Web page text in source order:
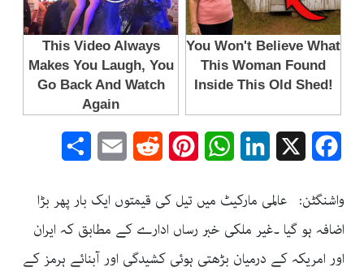
Facebook
LinkedIn
WhatsApp
Pinterest
Reddit
Email
واشنگٹن: عالمی مارکیٹ میں تیل کی قیمتوں ایک بار پھر بڑا
اضافہ ہو گیا ۔غیر ملکی خبر رساں ادارے کے مطابق کہ ایران
اور امریکہ کے درمیان بڑھتی ہوئی کشیدگی اور آبنائے ہرمز کے